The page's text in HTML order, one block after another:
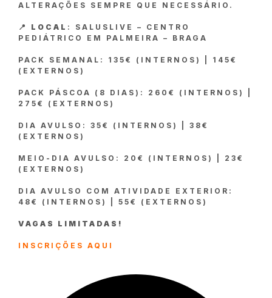
ALTERAÇÕES SEMPRE QUE NECESSÁRIO.
📍 LOCAL : SALUSLIVE – CENTRO
PEDIÁTRICO EM PALMEIRA – BRAGA
PACK SEMANAL: 135€ (INTERNOS) | 145€
(EXTERNOS)
PACK PÁSCOA (8 DIAS): 260€ (INTERNOS) |
275€ (EXTERNOS)
DIA AVULSO: 35€ (INTERNOS) | 38€
(EXTERNOS)
MEIO-DIA AVULSO: 20€ (INTERNOS) | 23€
(EXTERNOS)
DIA AVULSO COM ATIVIDADE EXTERIOR:
48€ (INTERNOS) | 55€ (EXTERNOS)
VAGAS LIMITADAS!
INSCRIÇÕES AQUI